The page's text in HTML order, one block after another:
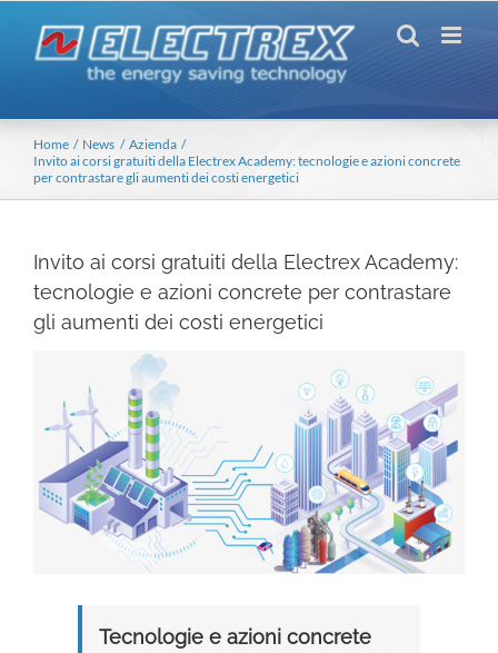
contenuto
Home News
Azienda
Invito ai corsi gratuiti della Electrex Academy: tecnologie e azioni concrete
per contrastare gli aumenti dei costi energetici
Invito ai corsi gratuiti della Electrex Academy:
tecnologie e azioni concrete per contrastare
gli aumenti dei costi energetici
Tecnologie e azioni concrete